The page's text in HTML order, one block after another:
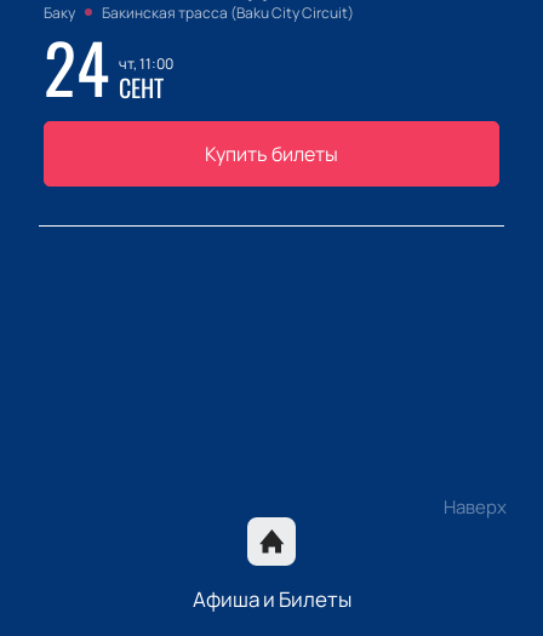
Баку Бакинская трасса (Baku City Circuit)
24 чт, 11:00
СЕНТ
Купить билеты
Наверх
Афиша и Билеты